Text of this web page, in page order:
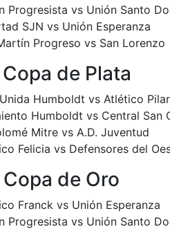
Progresista vs Unión Santo
SJN vs Unión Esperanza
Progreso vs San Lorenzo
de Plata
Humboldt vs Atlético Pilar
Humboldt vs Central San
Mitre vs A.D. Juventud
Felicia vs Defensores del
de Oro
Franck vs Unión Esperanza
Progresista vs Unión Santo